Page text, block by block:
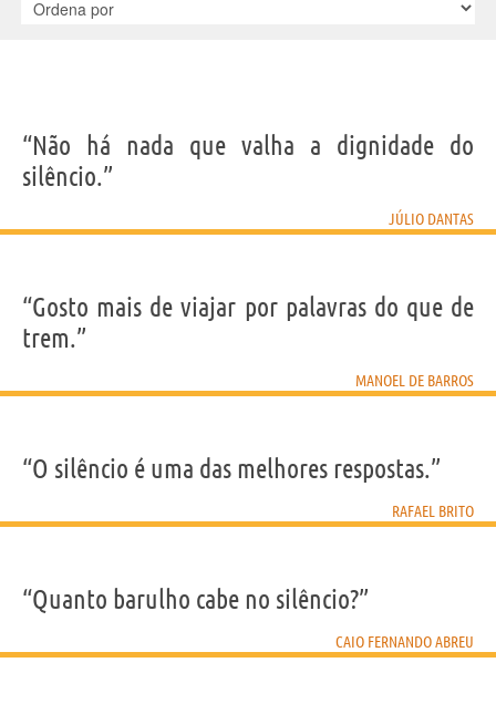
“Não há nada que valha a dignidade do
silêncio.”
JÚLIO DANTAS
“Gosto mais de viajar por palavras do que de
trem.”
MANOEL DE BARROS
“O silêncio é uma das melhores respostas.”
RAFAEL BRITO
“Quanto barulho cabe no silêncio?”
CAIO FERNANDO ABREU